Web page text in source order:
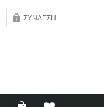
ΣΎΝΔΕΣΗ